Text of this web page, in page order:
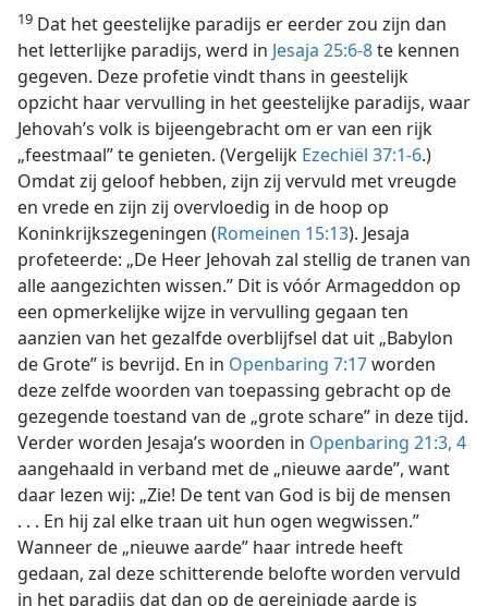
19 Dat het geestelijke paradijs er eerder zou zijn dan
het letterlijke paradijs, werd in Jesaja 25:6-8te kennen
gegeven. Deze profetie vindt thans in geestelijk
opzicht haar vervulling in het geestelijke paradijs, waar
Jehovah’s volk is bijeengebracht om er van een rijk
„feestmaal” te genieten. (Vergelijk Ezechiël 37:1-6.)
Omdat zij geloof hebben, zijn zij vervuld met vreugde
en vrede en zijn zij overvloedig in de hoop op
Koninkrijkszegeningen (Romeinen 15:13). Jesaja
profeteerde: „De Heer Jehovah zal stellig de tranen van
alle aangezichten wissen.” Dit is vóór Armageddon op
een opmerkelijke wijze in vervulling gegaan ten
aanzien van het gezalfde overblijfsel dat uit „Babylon
de Grote” is bevrijd. En in Openbaring 7:17worden
deze zelfde woorden van toepassing gebracht op de
gezegende toestand van de „grote schare” in deze tijd.
Verder worden Jesaja’s woorden in Openbaring 21:3, 4
aangehaald in verband met de „nieuwe aarde”, want
daar lezen wij: „Zie! De tent van God is bij de mensen
. . . En hij zal elke traan uit hun ogen wegwissen.”
Wanneer de „nieuwe aarde” haar intrede heeft
gedaan, zal deze schitterende belofte worden vervuld
in het paradijs dat dan op de gereinigde aarde is